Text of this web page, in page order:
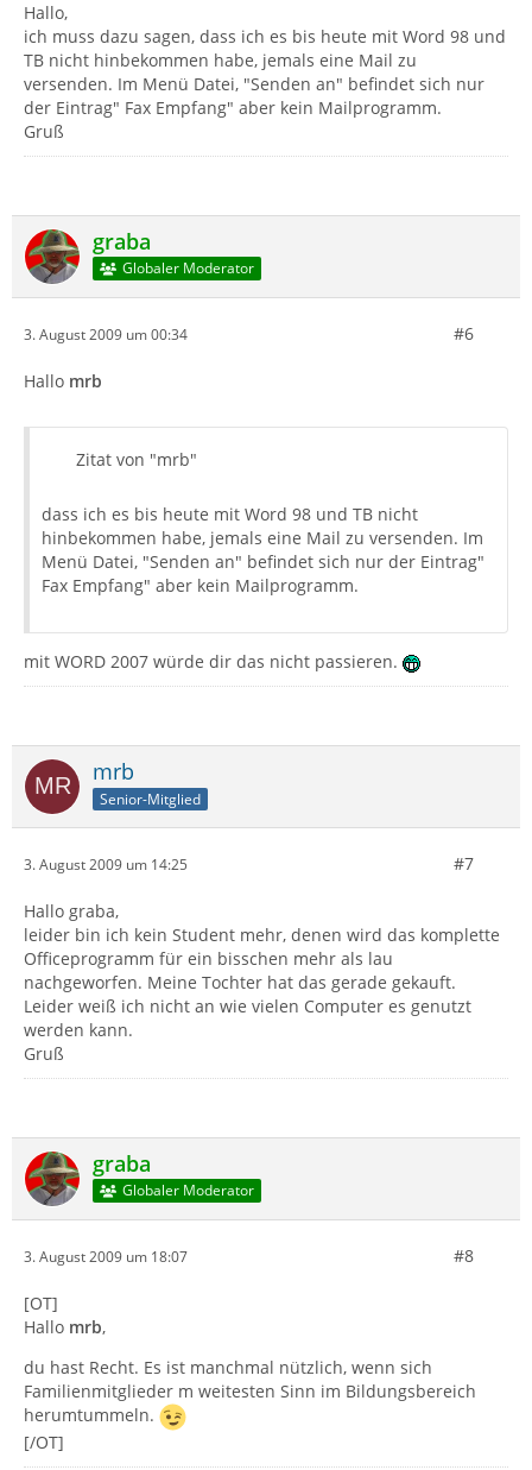
Hallo,
ich muss dazu sagen, dass ich es bis heute mit Word 98 und
TB nicht hinbekommen habe, jemals eine Mail zu
versenden. Im Menü Datei, "Senden an" befindet sich nur
der Eintrag" Fax Empfang" aber kein Mailprogramm.
Gruß
graba
Globaler Moderator
3. August 2009 um 00:34 #6
Hallo mrb
Zitat von "mrb"
dass ich es bis heute mit Word 98 und TB nicht
hinbekommen habe, jemals eine Mail zu versenden. Im
Menü Datei, "Senden an" befindet sich nur der Eintrag"
Fax Empfang" aber kein Mailprogramm.
mit WORD 2007 würde dir das nicht passieren.
mrb
Senior-Mitglied
3. August 2009 um 14:25 #7
Hallo graba,
leider bin ich kein Student mehr, denen wird das komplette
Officeprogramm für ein bisschen mehr als lau
nachgeworfen. Meine Tochter hat das gerade gekauft.
Leider weiß ich nicht an wie vielen Computer es genutzt
werden kann.
Gruß
graba
Globaler Moderator
3. August 2009 um 18:07 #8
[OT]
Hallo mrb,
du hast Recht. Es ist manchmal nützlich, wenn sich
Familienmitglieder m weitesten Sinn im Bildungsbereich
herumtummeln.
[/OT]